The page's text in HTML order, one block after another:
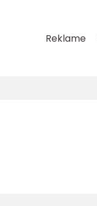
Reklame